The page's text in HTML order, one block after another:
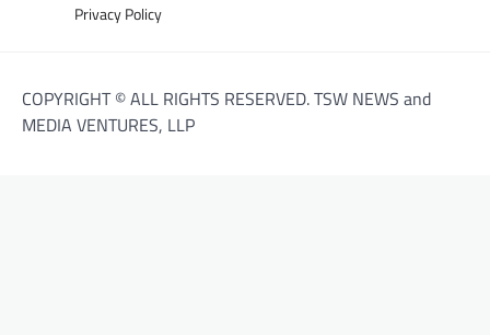
Privacy Policy
COPYRIGHT © ALL RIGHTS RESERVED. TSW NEWS and
MEDIA VENTURES, LLP